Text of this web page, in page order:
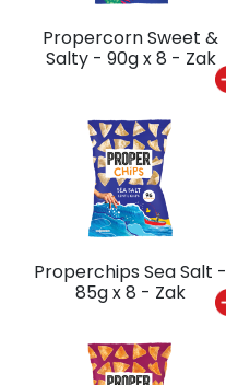
Propercorn Sweet &
Salty - 90g x 8 - Zak
Properchips Sea Salt -
85g x 8 - Zak